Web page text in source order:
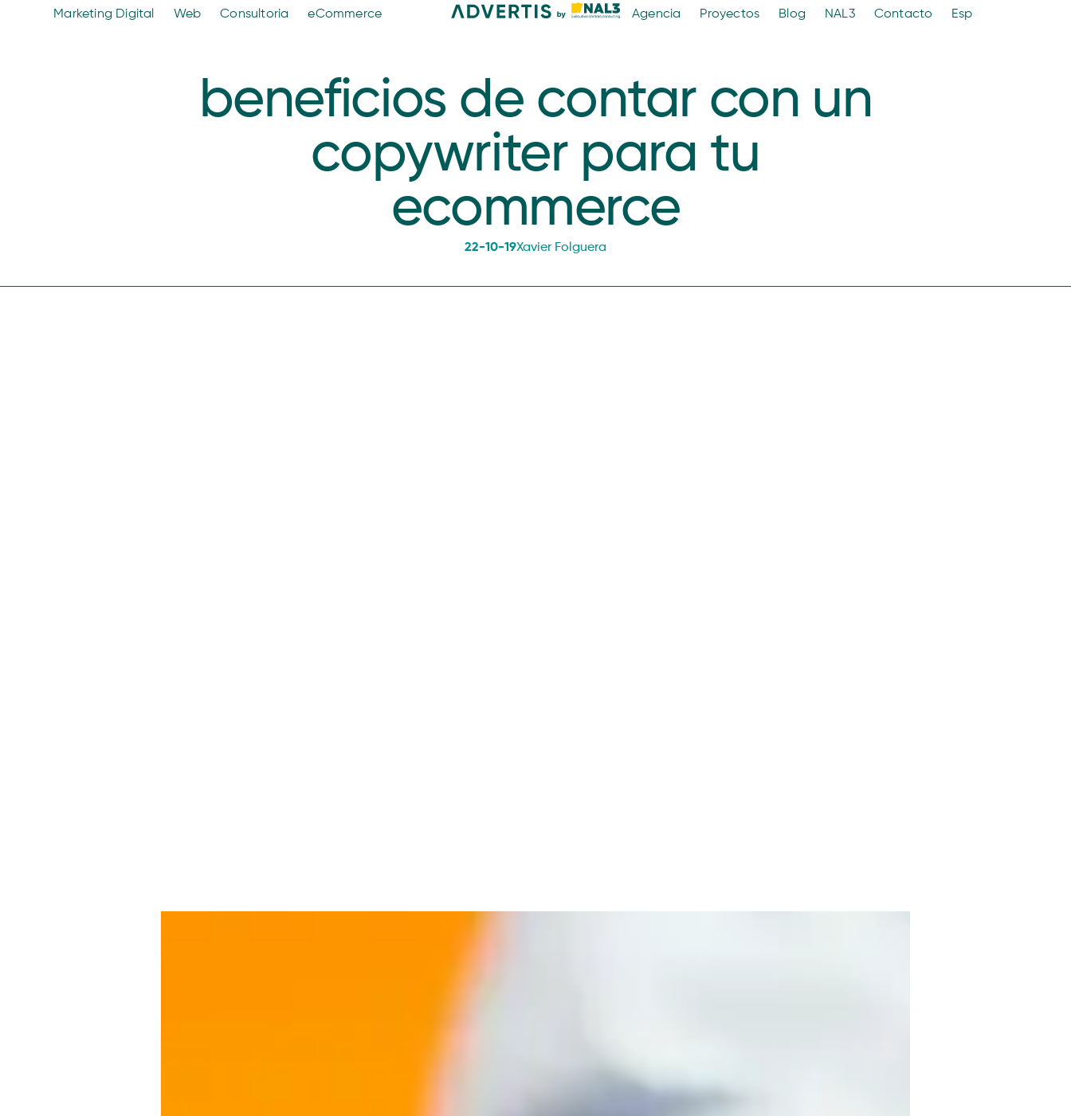
Marketing Digital Web Consultoria eCommerce Agencia Proyectos Blog NAL3 Contacto Esp
beneficios de contar con un
copywriter para tu
ecommerce
22-10-19Xavier Folguera